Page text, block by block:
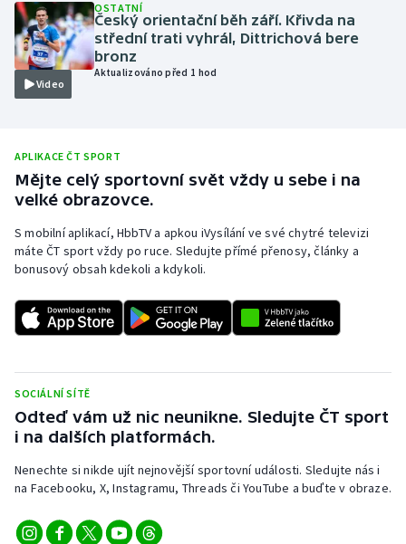
Parasport
Plavání
Ragby
Rychlobruslení
Rychlostní kanoistika
Short track
Sportovní střelba
Stolní tenis
Triatlon
Vodní slalom
Video
OSTATNÍ
Český orientační běh září. Křivda na
střední trati vyhrál, Dittrichová bere
bronz
Aktualizováno před 1 hod
APLIKACE ČT SPORT
Mějte celý sportovní svět vždy u sebe i na
velké obrazovce.
S mobilní aplikací, HbbTV a apkou iVysílání ve své chytré televizi
máte ČT sport vždy po ruce. Sledujte přímé přenosy, články a
bonusový obsah kdekoli a kdykoli.
SOCIÁLNÍ SÍTĚ
Odteď vám už nic neunikne. Sledujte ČT sport
i na dalších platformách.
Nenechte si nikde ujít nejnovější sportovní události. Sledujte nás i
na Facebooku, X, Instagramu, Threads či YouTube a buďte v obraze.